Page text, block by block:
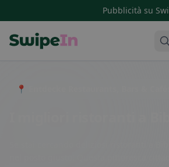
Pubblicità su
📍 Entdecke Restaurants, Bars & Cafés